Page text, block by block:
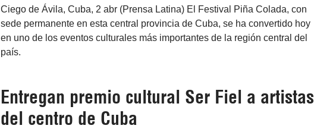
Ciego de Ávila, Cuba, 2 abr (Prensa Latina) El Festival Piña Colada, con
sede permanente en esta central provincia de Cuba, se ha convertido hoy
en uno de los eventos culturales más importantes de la región central del
país.
Entregan premio cultural Ser Fiel a artistas
del centro de Cuba